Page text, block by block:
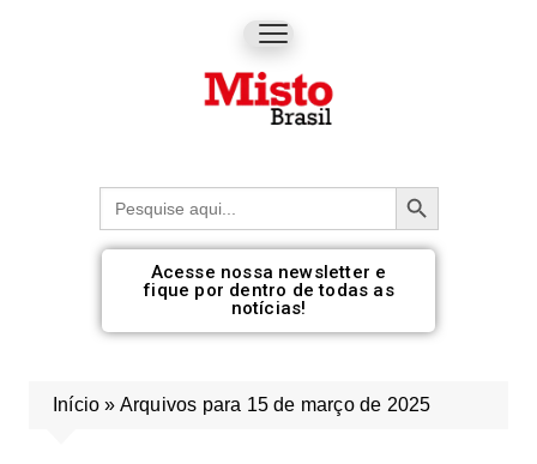
Procurar: Botão de pesquisa
Acesse nossa newsletter e
fique por dentro de todas as
notícias!
Início » Arquivos para 15 de março de 2025